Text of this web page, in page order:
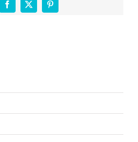
Facebook
X Pinterest